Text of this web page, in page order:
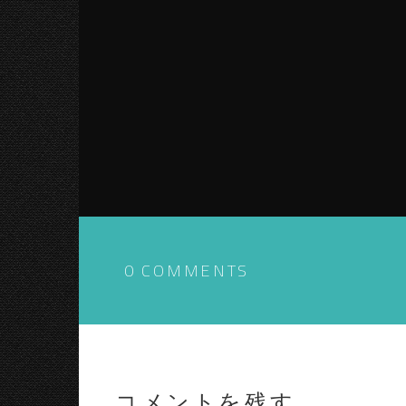
0 COMMENTS